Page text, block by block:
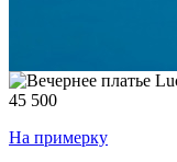
45 500
На примерку